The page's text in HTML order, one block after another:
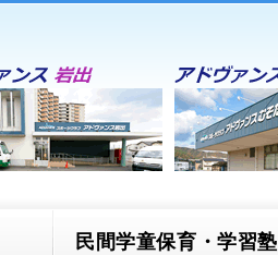
民間学童保育・学習塾